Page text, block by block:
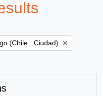
filter:
(Chile : Ciudad)